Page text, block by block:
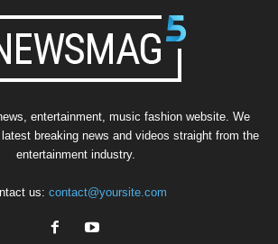
entertainment, music fashion website. We
breaking news and videos straight from the
entertainment industry.
us: contact@yoursite.com